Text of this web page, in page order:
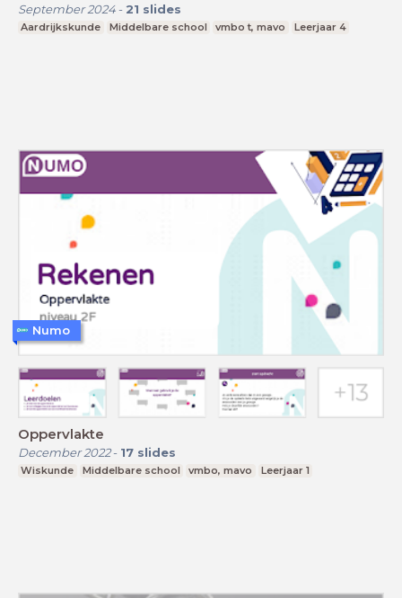
September 2024- 21 slides
Aardrijkskunde Middelbare school vmbo t, mavo Leerjaar 4
Oppervlakte
December 2022- 17 slides
Wiskunde Middelbare school vmbo, mavo Leerjaar 1
Numo